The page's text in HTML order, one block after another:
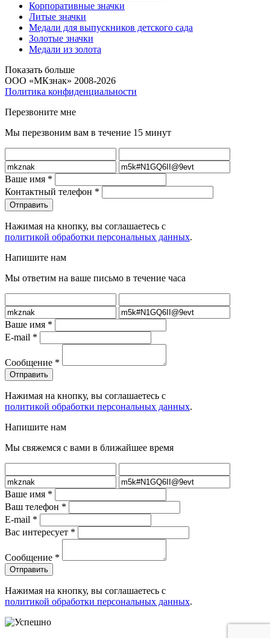
Корпоративные значки
Литые значки
Медали для выпускников детского сада
Золотые значки
Медали из золота
Показать больше
ООО «МКзнак» 2008-2026
Политика конфиденциальности
Перезвоните мне
Мы перезвоним вам в течение 15 минут
Ваше имя *
Контактный телефон *
Нажимая на кнопку, вы соглашаетесь с
политикой обработки персональных данных.
Напишите нам
Мы ответим на ваше письмо в течение часа
Ваше имя *
E-mail *
Сообщение *
Нажимая на кнопку, вы соглашаетесь с
политикой обработки персональных данных.
Напишите нам
Мы свяжемся с вами в ближайшее время
Ваше имя *
Ваш телефон *
E-mail *
Вас интересует *
Сообщение *
Нажимая на кнопку, вы соглашаетесь с
политикой обработки персональных данных.